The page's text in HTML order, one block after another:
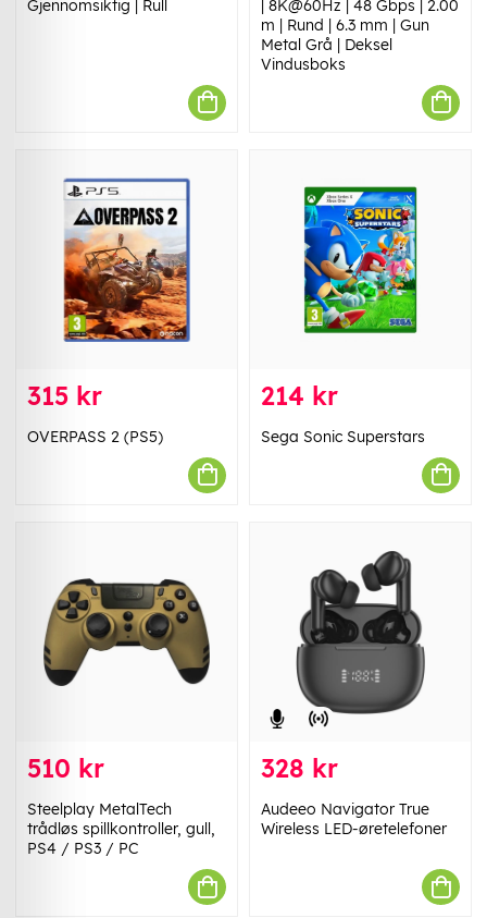
Gjennomsiktig | Rull
| 8K@60Hz | 48 Gbps | 2.00
m | Rund | 6.3 mm | Gun
Metal Grå | Deksel
Vindusboks
315 kr
OVERPASS 2 (PS5)
214 kr
Sega Sonic Superstars
510 kr
Steelplay MetalTech
trådløs spillkontroller, gull,
PS4 / PS3 / PC
328 kr
Audeeo Navigator True
Wireless LED-øretelefoner